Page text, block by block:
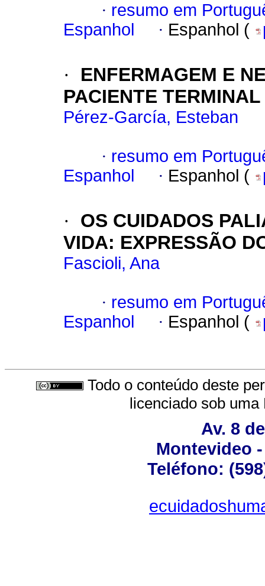
· resumo em
Espanhol
· Espanhol (
·
ENFERMAGEM E
PACIENTE TERMINAL
Pérez-García, Esteban
· resumo em
Espanhol
· Espanhol (
·
OS CUIDADOS
VIDA: EXPRESSÃO
Fascioli, Ana
· resumo em
Espanhol
· Espanhol (
Todo o conteúdo deste
licenciado sob uma
Av. 8
Montevideo
Teléfono: